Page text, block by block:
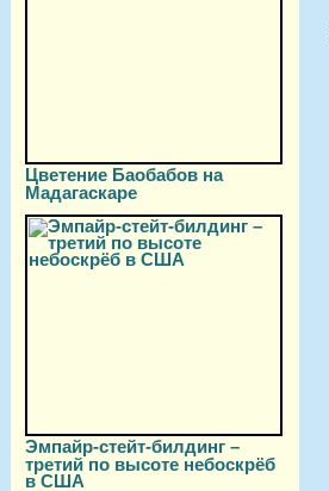
Цветение Баобабов на
Мадагаскаре
Эмпайр-стейт-билдинг –
третий по высоте небоскрёб
в США